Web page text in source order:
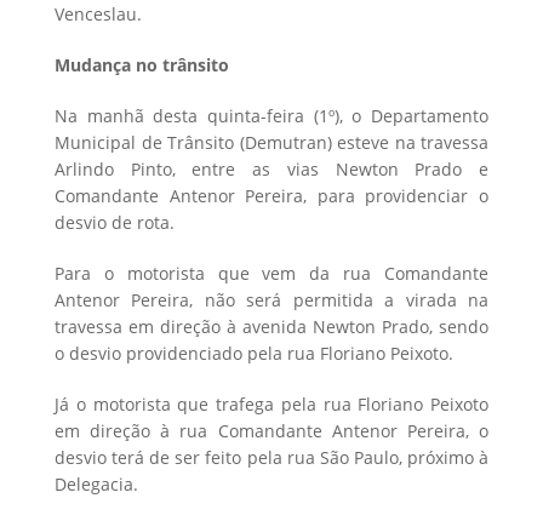
Venceslau.
Mudança no trânsito
Na manhã desta quinta-feira (1º), o Departamento
Municipal de Trânsito (Demutran) esteve na travessa
Arlindo Pinto, entre as vias Newton Prado e
Comandante Antenor Pereira, para providenciar o
desvio de rota.
Para o motorista que vem da rua Comandante
Antenor Pereira, não será permitida a virada na
travessa em direção à avenida Newton Prado, sendo
o desvio providenciado pela rua Floriano Peixoto.
Já o motorista que trafega pela rua Floriano Peixoto
em direção à rua Comandante Antenor Pereira, o
desvio terá de ser feito pela rua São Paulo, próximo à
Delegacia.